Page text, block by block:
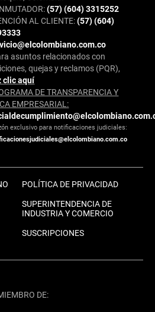
(57) (604) 3315252
AL CLIENTE:(57) (604)
asuntos relacionados con
quejas y reclamos (PQR),
clic aquí
DE TRANSPARENCIA Y
EMPRESARIAL:
exclusivo para notificaciones judiciales:
POLÍTICA DE PRIVACIDAD
SUPERINTENDENCIA DE
INDUSTRIA Y COMERCIO
SUSCRIPCIONES
DE: